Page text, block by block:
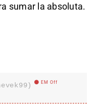
sumar la absoluta.
EM Off